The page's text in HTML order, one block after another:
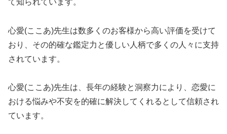
心愛(ここあ)先生は数多くのお客様から高い評価を受けて
おり、その的確な鑑定力と優しい人柄で多くの人々に支持
されています。
心愛(ここあ)先生は、長年の経験と洞察力により、恋愛に
おける悩みや不安を的確に解決してくれるとして信頼され
ています。